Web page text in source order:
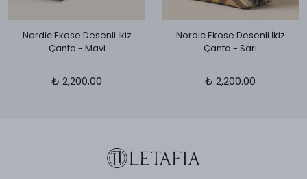
Nordic Ekose Desenli İkiz
Çanta - Mavi
₺ 2,200.00
Nordic Ekose Desenli İkiz
Çanta - Sarı
₺ 2,200.00